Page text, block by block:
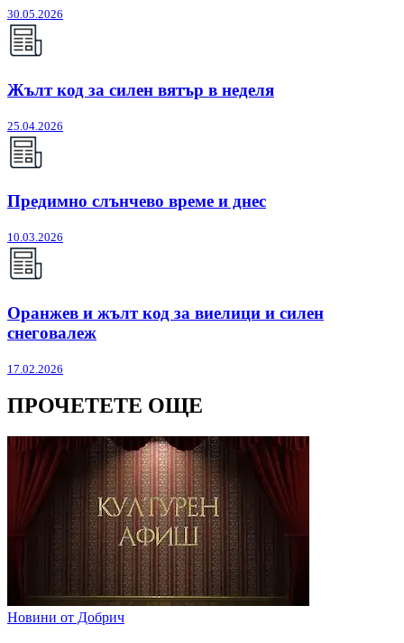
30.05.2026
Жълт код за силен вятър в неделя
25.04.2026
Предимно слънчево време и днес
10.03.2026
Оранжев и жълт код за виелици и силен
снеговалеж
17.02.2026
ПРОЧЕТЕТЕ ОЩЕ
Новини от Добрич